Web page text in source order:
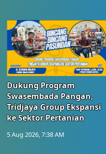
Dukung Program
Swasembada Pangan,
Tridjaya Group Ekspansi
ke Sektor Pertanian
5 Aug 2026, 7:38 AM